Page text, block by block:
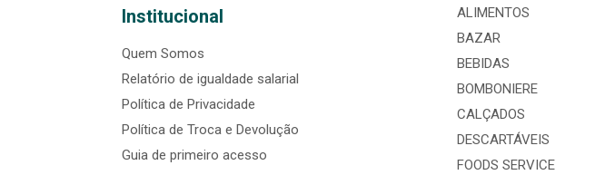
Institucional
Quem Somos
Relatório de igualdade salarial
Política de Privacidade
Política de Troca e Devolução
Guia de primeiro acesso
ALIMENTOS
BAZAR
BEBIDAS
BOMBONIERE
CALÇADOS
DESCARTÁVEIS
FOODS SERVICE